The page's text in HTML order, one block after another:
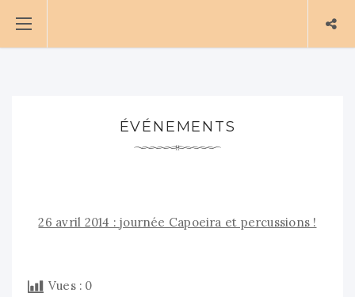
ÉVÉNEMENTS
26 avril 2014 : journée Capoeira et percussions !
Vues : 0